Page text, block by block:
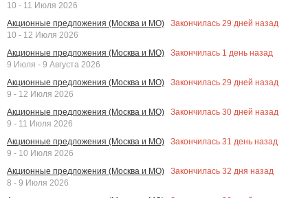
10 - 11 Июля 2026
Акционные предложения (Москва и МО)
Закончилась 29 дней назад
10 - 12 Июля 2026
Акционные предложения (Москва и МО)
Закончилась 1 день назад
9 Июля - 9 Августа 2026
Акционные предложения (Москва и МО)
Закончилась 29 дней назад
9 - 12 Июля 2026
Акционные предложения (Москва и МО)
Закончилась 30 дней назад
9 - 11 Июля 2026
Акционные предложения (Москва и МО)
Закончилась 31 день назад
9 - 10 Июля 2026
Акционные предложения (Москва и МО)
Закончилась 32 дня назад
8 - 9 Июля 2026